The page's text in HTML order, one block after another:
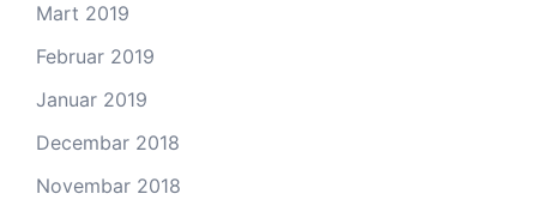
Mart 2019
Februar 2019
Januar 2019
Decembar 2018
Novembar 2018